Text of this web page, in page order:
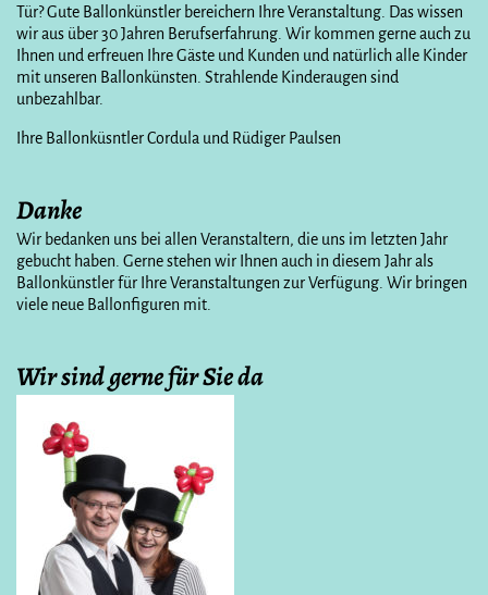
Tür? Gute Ballonkünstler bereichern Ihre Veranstaltung. Das wissen
wir aus über 30 Jahren Berufserfahrung. Wir kommen gerne auch zu
Ihnen und erfreuen Ihre Gäste und Kunden und natürlich alle Kinder
mit unseren Ballonkünsten. Strahlende Kinderaugen sind
unbezahlbar.
Ihre Ballonküsntler Cordula und Rüdiger Paulsen
Danke
Wir bedanken uns bei allen Veranstaltern, die uns im letzten Jahr
gebucht haben. Gerne stehen wir Ihnen auch in diesem Jahr als
Ballonkünstler für Ihre Veranstaltungen zur Verfügung. Wir bringen
viele neue Ballonfiguren mit.
Wir sind gerne für Sie da